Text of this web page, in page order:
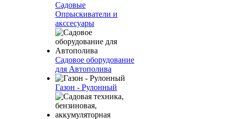
Садовые
Опрыскиватели и
акссесуары
Садовое оборудование
для Автополива
Газон - Рулонный